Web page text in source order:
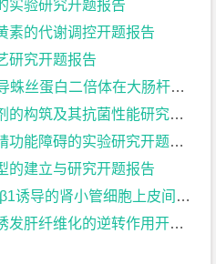
实验研究开题报告
素的代谢调控开题报告
研究开题报告
二倍体在大肠杆菌中的表达开题报告
筑及其抗菌性能研究开题报告
能障碍的实验研究开题报告
的建立与研究开题报告
小管细胞上皮间质转化的影响开题报告
纤维化的逆转作用开题报告